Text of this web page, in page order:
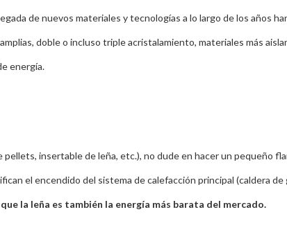
de nuevos materiales y tecnologías a lo largo de los años
doble o incluso triple acristalamiento, materiales más
energía.
insertable de leña, etc.), no dude en hacer un pequeño
el encendido del sistema de calefacción principal (caldera de
la leña es también la energía más barata del mercado.